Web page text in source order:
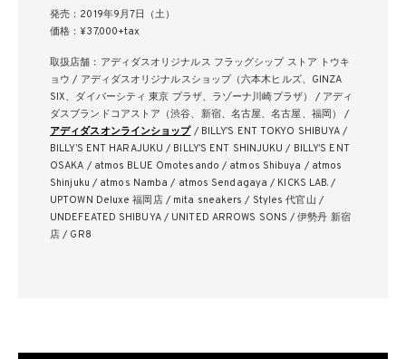
発売：2019年9月7日（土）
価格：¥37,000+tax
取扱店舗：アディダスオリジナルス フラッグシップ ストア トウキ
ョウ / アディダスオリジナルスショップ（六本木ヒルズ、GINZA
SIX、ダイバーシティ 東京 プラザ、ラゾーナ川崎プラザ） / アディ
ダスブランドコアストア（渋谷、新宿、名古屋、名古屋、福岡） /
アディダスオンラインショップ/ BILLY’S ENT TOKYO SHIBUYA /
BILLY’S ENT HARAJUKU / BILLY’S ENT SHINJUKU / BILLY’S ENT
OSAKA / atmos BLUE Omotesando / atmos Shibuya / atmos
Shinjuku / atmos Namba / atmos Sendagaya / KICKS LAB. /
UPTOWN Deluxe 福岡店 / mita sneakers / Styles 代官山 /
UNDEFEATED SHIBUYA / UNITED ARROWS SONS / 伊勢丹 新宿
店 / GR8